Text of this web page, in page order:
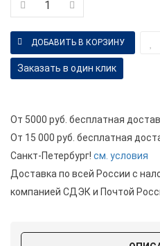
Заказать в один клик
От 5000 руб. бесплатная
От 15 000 руб. бесплатная
Санкт-Петербург! см. условия
Доставка по всей России с
компанией СДЭК и Почтой